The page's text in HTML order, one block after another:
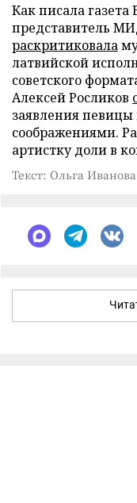
Как писала
представитель
раскритиковала
латвийской
советского
Алексей Росликов
заявления
соображениями.
артистку доли в
Текст: Ольга Иванова